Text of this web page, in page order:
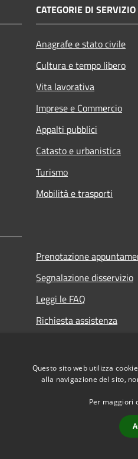
CATEGORIE DI SERVIZIO
Anagrafe e stato civile
Cultura e tempo libero
Vita lavorativa
Imprese e Commercio
Appalti pubblici
Catasto e urbanistica
Turismo
Mobilità e trasporti
Prenotazione
Segnalazione disservizio
Leggi le FAQ
Richiesta assistenza
Questo sito web utilizza
alla navigazione del sito,
Per maggiori